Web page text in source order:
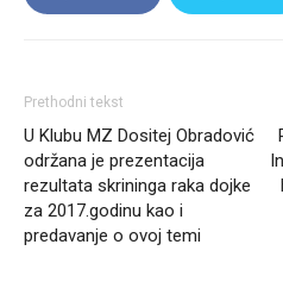
Prethodni tekst
U Klubu MZ Dositej Obradović
održana je prezentacija
rezultata skrininga raka dojke
za 2017.godinu kao i
predavanje o ovoj temi